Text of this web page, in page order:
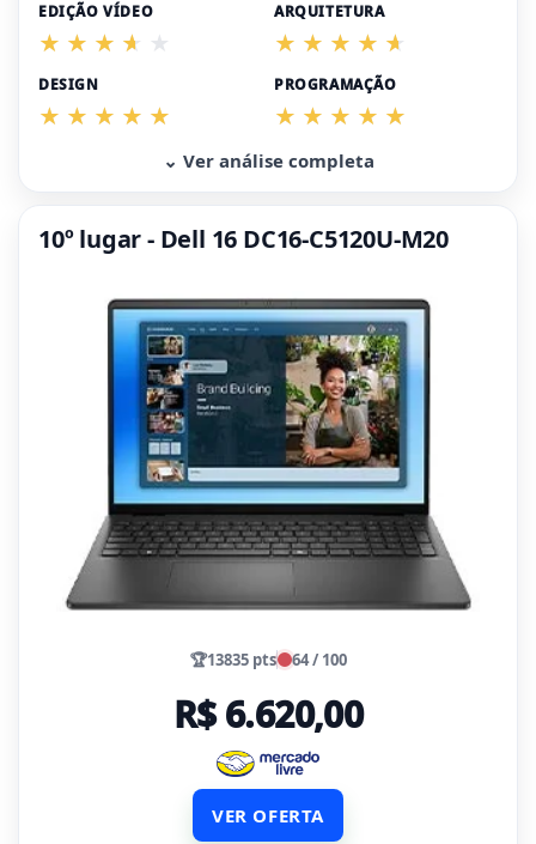
EDIÇÃO VÍDEO ARQUITETURA
DESIGN PROGRAMAÇÃO
⌄ Ver análise completa
10º lugar - Dell 16 DC16-C5120U-M20
🏆13835 pts 64 / 100
R$ 6.620,00
VER OFERTA